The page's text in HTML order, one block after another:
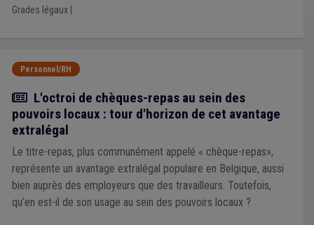
Grades légaux|
Personnel/RH
Article
L'octroi de chèques-repas au sein des
pouvoirs locaux : tour d'horizon de cet avantage
extralégal
Le titre-repas, plus communément appelé « chèque-repas»,
représente un avantage extralégal populaire en Belgique, aussi
bien auprès des employeurs que des travailleurs. Toutefois,
qu’en est-il de son usage au sein des pouvoirs locaux ?